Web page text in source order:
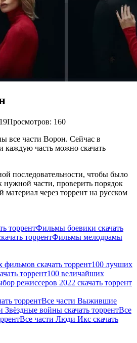
Просмотров: 160
все части Ворон. Сейчас в
каждую часть можно скачать
последовательности, чтобы было
нужной части, проверить порядок
через торрент на русском
торрентФильмы боевики скачать
торрентФильмы мелодрамы
скачать торрент100 лучших
торрент100 величайших
режиссеров 2022 скачать торрент
торрентВсе части Выжившие
Звёздные войны скачать торрентВсе
Все части Люди Икс скачать